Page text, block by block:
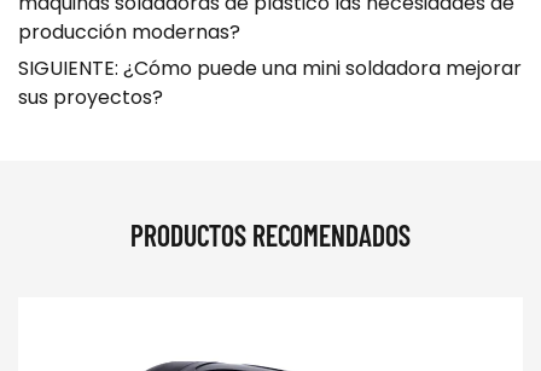
producción modernas?
SIGUIENTE: ¿Cómo puede una mini soldadora mejorar
sus proyectos?
PRODUCTOS RECOMENDADOS